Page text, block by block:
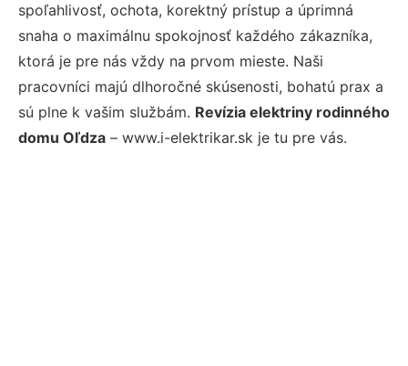
spoľahlivosť, ochota, korektný prístup a úprimná
snaha o maximálnu spokojnosť každého zákazníka,
ktorá je pre nás vždy na prvom mieste. Naši
pracovníci majú dlhoročné skúsenosti, bohatú prax a
sú plne k vašim službám. Revízia elektriny rodinného
domu Oľdza – www.i-elektrikar.sk je tu pre vás.